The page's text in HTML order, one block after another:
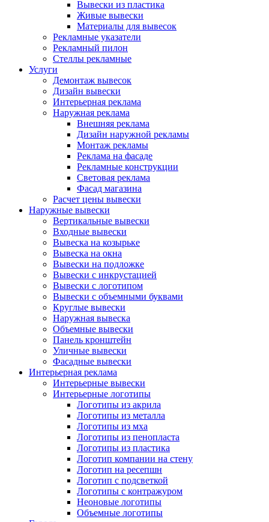
Вывески из пластика
Живые вывески
Материалы для вывесок
Рекламные указатели
Рекламный пилон
Стеллы рекламные
Услуги
Демонтаж вывесок
Дизайн вывески
Интерьерная реклама
Наружная реклама
Внешняя реклама
Дизайн наружной рекламы
Монтаж рекламы
Реклама на фасаде
Рекламные конструкции
Световая реклама
Фасад магазина
Расчет цены вывески
Наружные вывески
Вертикальные вывески
Входные вывески
Вывеска на козырьке
Вывеска на окна
Вывески на подложке
Вывески с инкрустацией
Вывески с логотипом
Вывески с объемными буквами
Круглые вывески
Наружная вывеска
Объемные вывески
Панель кронштейн
Уличные вывески
Фасадные вывески
Интерьерная реклама
Интерьерные вывески
Интерьерные логотипы
Логотипы из акрила
Логотипы из металла
Логотипы из мха
Логотипы из пенопласта
Логотипы из пластика
Логотип компании на стену
Логотип на ресепшн
Логотип с подсветкой
Логотипы с контражуром
Неоновые логотипы
Объемные логотипы